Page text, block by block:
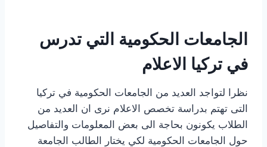
الجامعات الحكومية التي تدرس
في تركيا الاعلام
نظرا لتواجد العديد من الجامعات الحكومية في تركيا
التى تهتم بدراسة تخصص الاعلام نرى ان العديد من
الطلاب يكونون بحاجة الى بعض المعلومات والتفاصيل
حول الجامعات الحكومية لكي يختار الطالب الجامعة